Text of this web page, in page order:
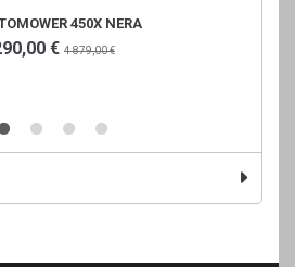
450X NERA
€ 4 879,00 €